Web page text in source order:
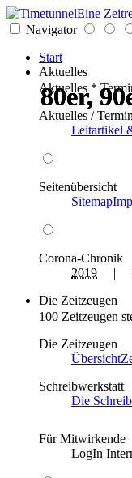
Eine
Navigator
Start
Aktuelles
Aktuelles *
Aktuelles /
Leitartikel
Seitenübersicht
Sitemap
Corona-Chronik
2019 |
Die Zeitzeugen
100 Zeitzeugen
Die Zeitzeugen
Übersicht
Schreibwerkstatt
Die
Für Mitwirkende
LogIn
80er,
80er,
80er,
80er,